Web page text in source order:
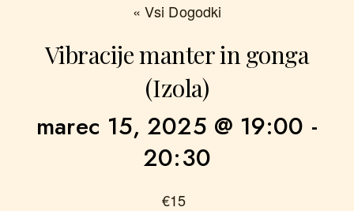
« Vsi Dogodki
Vibracije manter in gonga
(Izola)
marec 15, 2025 @ 19:00 -
20:30
€15